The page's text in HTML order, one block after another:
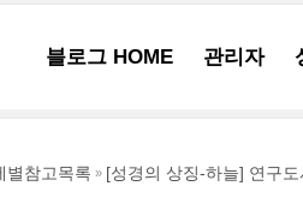
블로그 HOME 관리자
별참고목록 [성경의 상징-하늘] 연구